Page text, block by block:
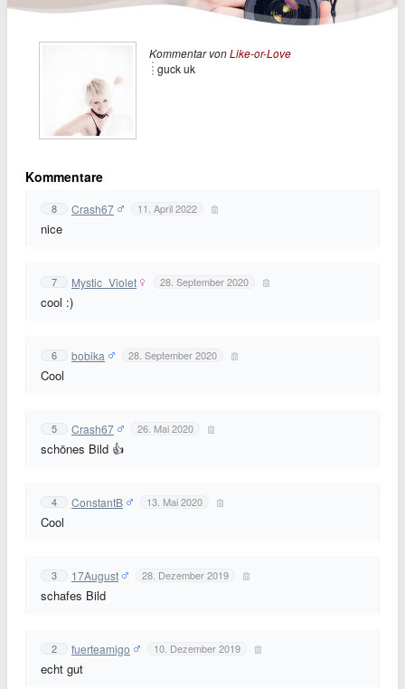
Kommentar vonLike-or-Love
guck uk
Kommentare
8 Crash67 11. April 2022
nice
7 Mystic_Violet 28. September 2020
cool :)
6 bobika 28. September 2020
Cool
5 Crash67 26. Mai 2020
schönes Bild 👍
4 ConstantB 13. Mai 2020
Cool
3 17August 28. Dezember 2019
schafes Bild
2 fuerteamigo 10. Dezember 2019
echt gut